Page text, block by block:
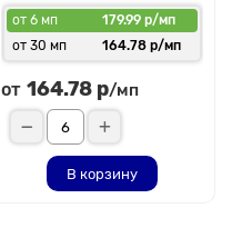
от 6 мп
179.99 р/мп
от 30 мп
164.78 р/мп
от 164.78 р/мп
В корзину